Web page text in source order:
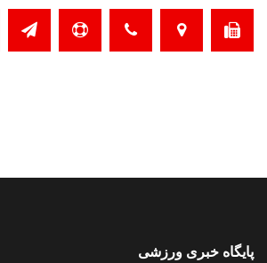
پایگاه خبری ورزشی